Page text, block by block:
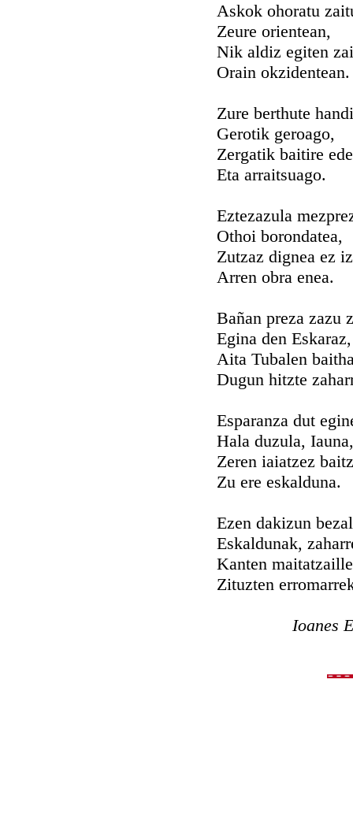
Askok ohoratu
Zeure orientean,
Nik aldiz egiten
Orain okzidentean.
Zure berthute
Gerotik geroago,
Zergatik baitire
Eta arraitsuago.
Eztezazula
Othoi borondatea,
Zutzaz dignea ez
Arren obra enea.
Bañan preza zazu
Egina den Eskaraz,
Aita Tubalen
Dugun hitzte
Esparanza dut
Hala duzula, Iauna,
Zeren iaiatzez
Zu ere eskalduna.
Ezen dakizun
Eskaldunak,
Kanten
Zituzten
Ioanes